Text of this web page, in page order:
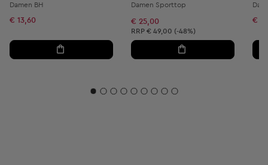
Damen BH
€ 13,60
Damen Sporttop
€ 25,00
Unverbindliche Preisempfehlung:
RRP € 49,00 (-48%)
€